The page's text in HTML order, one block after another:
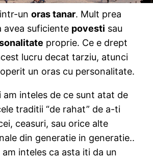
unoras tanar. Mult prea
avea suficiente povesti sau
proprie. Ce e drept
lucru decat tarziu, atunci
un oras cu personalitate.
am inteles de ce sunt atat de
traditii “de rahat” de a-ti
ceasuri, sau orice alte
din generatie in generatie..
inteles ca asta iti da un